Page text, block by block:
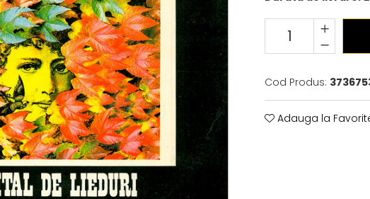
Cod Produs:
Adauga la